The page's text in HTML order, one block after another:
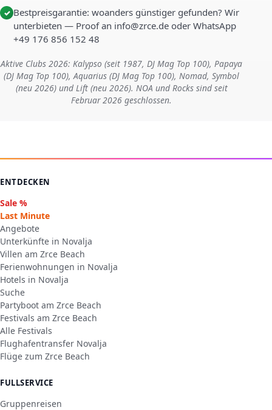
✓ Bestpreisgarantie: woanders günstiger gefunden? Wir
unterbieten — Proof an info@zrce.de oder WhatsApp
+49 176 856 152 48
Aktive Clubs 2026: Kalypso (seit 1987, DJ Mag Top 100), Papaya
(DJ Mag Top 100), Aquarius (DJ Mag Top 100), Nomad, Symbol
(neu 2026) und Lift (neu 2026). NOA und Rocks sind seit
Februar 2026 geschlossen.
ENTDECKEN
Sale %
Last Minute
Angebote
Unterkünfte in Novalja
Villen am Zrce Beach
Ferienwohnungen in Novalja
Hotels in Novalja
Suche
Partyboot am Zrce Beach
Festivals am Zrce Beach
Alle Festivals
Flughafentransfer Novalja
Flüge zum Zrce Beach
FULLSERVICE
Gruppenreisen